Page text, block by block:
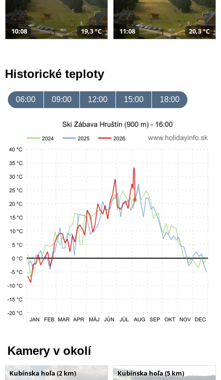
10:08 19,3 °C 11:08 20,3 °C
Historické teploty
06:00 09:00 12:00 15:00 18:00
Kamery v okolí
Kubínska hoľa (2 km) Kubínska hoľa (5 km)